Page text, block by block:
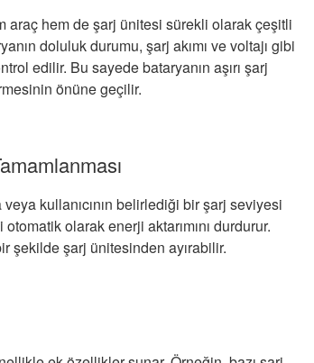
araç hem de şarj ünitesi sürekli olarak çeşitli
doluluk durumu, şarj akımı ve voltajı gibi
edilir. Bu sayede bataryanın aşırı şarj
önüne geçilir.
kullanıcının belirlediği bir şarj seviyesi
otomatik olarak enerji aktarımını durdurur.
şekilde şarj ünitesinden ayırabilir.